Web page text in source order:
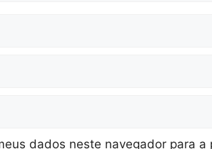
dados neste navegador para a